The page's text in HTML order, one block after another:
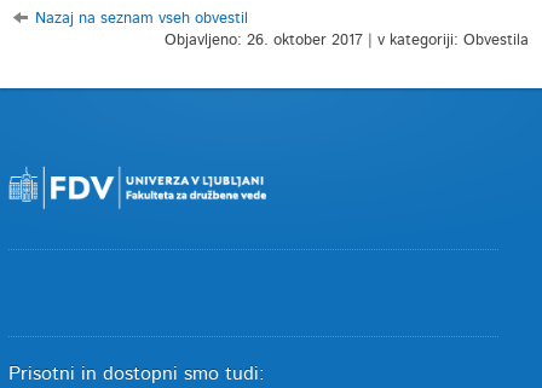
Nazaj na seznam vseh obvestil
Objavljeno: 26. oktober 2017 | v kategoriji: Obvestila
Prisotni in dostopni smo tudi: